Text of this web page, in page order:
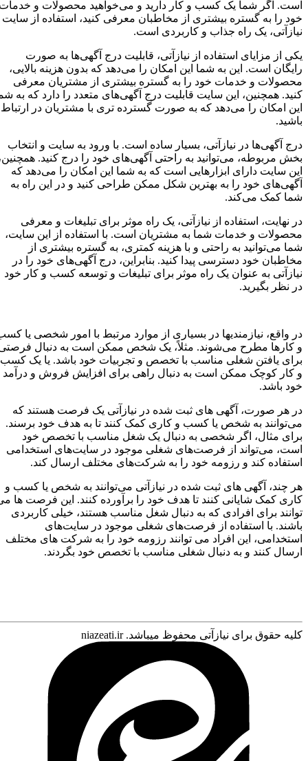
است. اگر شما یک کسب و کار دارید و می‌خواهید محصولات و خدمات
خود را به گستره بیشتری از مخاطبان معرفی کنید، استفاده از سایت
نیازآتی، یک راه جذاب و کاربردی است.
یکی از مزایای استفاده از نیازآتی، قابلیت درج آگهی‌ها به صورت
رایگان است. این به شما این امکان را می‌دهد که بدون هزینه بالایی،
محصولات و خدمات خود را به گستره بیشتری از مشتریان معرفی
کنید. همچنین، این سایت قابلیت درج آگهی‌های متعدد را دارد که به شما
این امکان را می‌دهد که به صورت گسترده تری با مشتریان در ارتباط
باشید.
درج آگهی‌ها در نیازآتی، بسیار ساده است. با ورود به سایت و انتخاب
بخش مربوطه، می‌توانید به راحتی آگهی‌های خود را درج کنید. همچنین،
این سایت دارای ابزارهایی است که به شما این امکان را می‌دهد که
آگهی‌های خود را به بهترین شکل ممکن طراحی کنید و در این راه به
شما کمک می‌کند.
در نهایت، استفاده از نیازآتی، یک راه موثر برای تبلیغات و معرفی
محصولات و خدمات شما به مشتریان است. با استفاده از این سایت،
شما می‌توانید به راحتی و با هزینه کمتری، به گستره بیشتری از
مخاطبان خود دسترسی پیدا کنید. بنابراین، درج آگهی‌های خود را در
نیازآتی به عنوان یک راه موثر برای تبلیغات و توسعه کسب و کار خود
در نظر بگیرید.
در واقع، نیازمندیها در بسیاری از موارد مرتبط با امور شخصی یا کسب
و کارها مطرح می‌شوند. مثلاً، یک شخص ممکن است به دنبال فرصتی
برای یافتن شغلی مناسب با تخصص و تجربیات خود باشد. یا یک کسب
و کار کوچک ممکن است به دنبال راهی برای افزایش فروش و درآمد
خود باشد.
در هر صورت، آگهی های ثبت شده در نیازآتی یک فرصت هستند که
می‌توانند به شخص یا کسب و کاری کمک کنند تا به هدف خود برسند.
برای مثال، اگر شخصی به دنبال یک شغل مناسب با تخصص خود
است، می‌تواند از فرصت‌های شغلی موجود در سایت‌های استخدامی
استفاده کند و رزومه خود را به شرکت‌های مختلف ارسال کند.
هر چند، آگهی های ثبت شده در نیازآتی می‌توانند به شخص یا کسب و
کاری کمک شایانی کنند تا هدف خود را برآورده کنند. این فرصت ها می
توانند برای افرادی که به دنبال شغل مناسب هستند، خیلی کاربردی
باشند. با استفاده از فرصت‌های شغلی موجود در سایت‌های
استخدامی، این افراد می توانند رزومه خود را به شرکت های مختلف
ارسال کنند و به دنبال شغلی مناسب با تخصص خود بگردند.
کلیه حقوق برای نیازآتی محفوظ میباشد. niazeati.ir